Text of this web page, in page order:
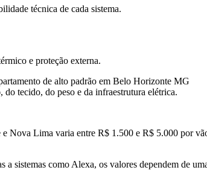
técnica de cada sistema.
e proteção externa.
tecido, do peso e da infraestrutura elétrica.
Nova Lima varia entre R$ 1.500 e R$ 5.000 por
a sistemas como Alexa, os valores dependem de